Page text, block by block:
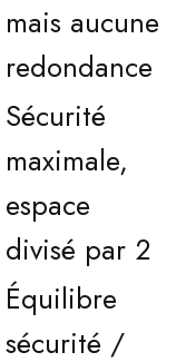
mais aucune
redondance
Sécurité
maximale,
espace
divisé par 2
Équilibre
sécurité /